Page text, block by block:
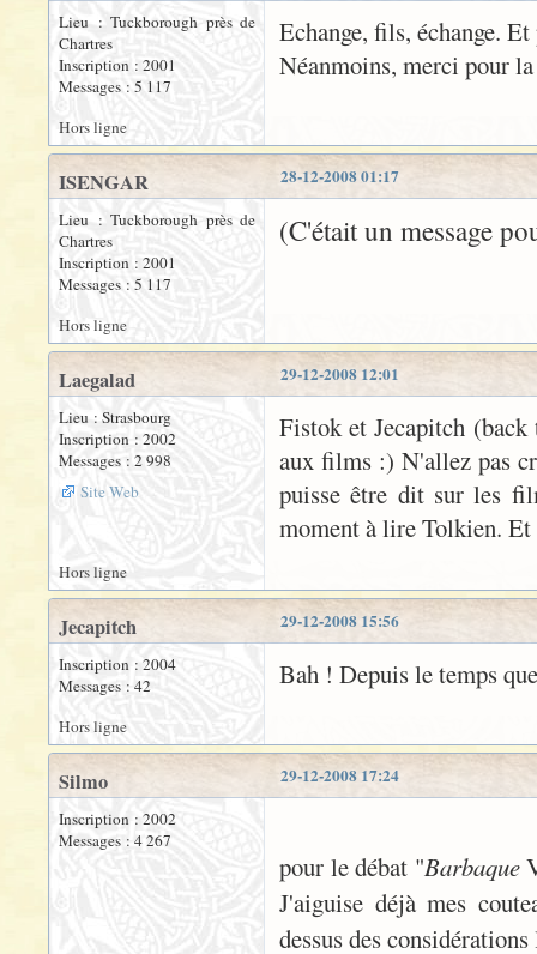
Lieu : Tuckborough près de
Chartres
Inscription : 2001
Messages : 5 117
Echange, fils, échange. Et
Néanmoins, merci pour
Hors ligne
28-12-2008 01:17
ISENGAR
Lieu : Tuckborough près de
Chartres
Inscription : 2001
Messages : 5 117
(C'était un message
Hors ligne
29-12-2008 12:01
Laegalad
Lieu : Strasbourg
Inscription : 2002
Messages : 2 998
Site Web
Fistok et Jecapitch
aux films :) N'allez pas
puisse être dit sur les
moment à lire Tolkien. Et
Hors ligne
29-12-2008 15:56
Jecapitch
Inscription : 2004
Messages : 42
Bah ! Depuis le temps
Hors ligne
29-12-2008 17:24
Silmo
Inscription : 2002
Messages : 4 267
pour le débat "Barbaque
J'aiguise déjà mes
dessus des